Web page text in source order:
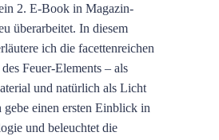
2. E-Book in Magazin-
überarbeitet. In diesem
ich die facettenreichen
Feuer-Elements – als
und natürlich als Licht
einen ersten Einblick in
und beleuchtet die